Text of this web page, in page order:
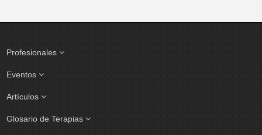
Profesionales
Eventos
Artículos
Glosario de Terapias